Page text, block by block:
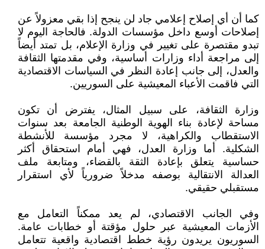
كما أن أي إصلاح إعلامي جاد لن ينجح إذا بقي معزولاً عن
إصلاحات أوسع داخل مؤسسات الدولة. فالحاجة اليوم لا
تبدو مقتصرة على تغيير في وزارة الإعلام، بل تمتد أيضاً
إلى مراجعة أداء وزارات أساسية، وفي مقدمتها الثقافة
والعدل، إلى جانب إعادة النظر في السياسات الاقتصادية
التي فاقمت الأعباء المعيشية على السوريين.
وزارة الثقافة، على سبيل المثال، يفترض أن تكون
مساحة لإعادة بناء الهوية الوطنية الجامعة بعد سنوات
الاستقطاب والكراهية، لا مجرد مؤسسة للأنشطة
الشكلية. أما وزارة العدل، فهي أمام استحقاق أكثر
حساسية يتعلق بإعادة الثقة بالقضاء، ومتابعة ملف
العدالة الانتقالية بوصفه مدخلاً ضرورياً لأي استقرار
مستقبلي حقيقي.
وفي الجانب الاقتصادي، لم يعد ممكناً التعامل مع
الأزمات المعيشية عبر حلول مؤقتة أو خطابات عامة.
السوريون يريدون رؤية خطط اقتصادية واقعية تتعامل